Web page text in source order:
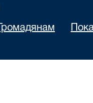
Громадянам